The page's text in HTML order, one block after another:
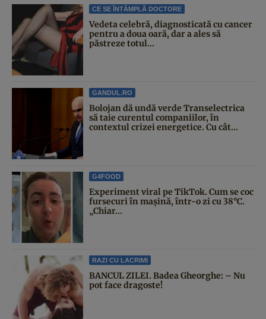
CE SE ÎNTÂMPLĂ DOCTORE
Vedeta celebră, diagnosticată cu cancer
pentru a doua oară, dar a ales să
păstreze totul...
GANDUL.RO
Bolojan dă undă verde Transelectrica
să taie curentul companiilor, în
contextul crizei energetice. Cu cât...
G4FOOD
Experiment viral pe TikTok. Cum se coc
fursecuri în mașină, într-o zi cu 38°C.
„Chiar...
RAZI CU LACRIMI
BANCUL ZILEI. Badea Gheorghe: – Nu
pot face dragoste!